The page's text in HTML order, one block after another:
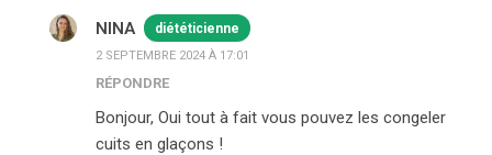
NINA diététicienne
2 SEPTEMBRE 2024 À 17:01
RÉPONDRE
Bonjour, Oui tout à fait vous pouvez les congeler
cuits en glaçons !